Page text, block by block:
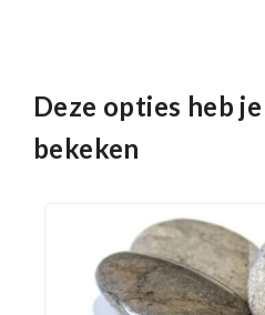
Deze opties heb
bekeken